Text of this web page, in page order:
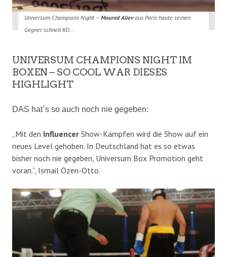
Universum Champions Night – Mourad Alievaus Paris haute seinen
Gegner schnell KO…
UNIVERSUM CHAMPIONS NIGHT IM
BOXEN – SO COOL WAR DIESES
HIGHLIGHT
DAS hat´s so auch noch nie gegeben:
„Mit den Influencer Show-Kämpfen wird die Show auf ein
neues Level gehoben. In Deutschland hat es so etwas
bisher noch nie gegeben, Universum Box Promotion geht
voran.“, Ismail Özen-Otto.